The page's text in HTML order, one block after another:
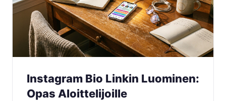
Instagram Bio Linkin Luominen:
Opas Aloittelijoille